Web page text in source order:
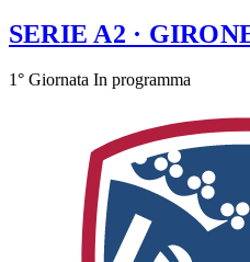
SERIE A2 ·
1° Giornata In programma